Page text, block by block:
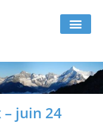
– juin 24